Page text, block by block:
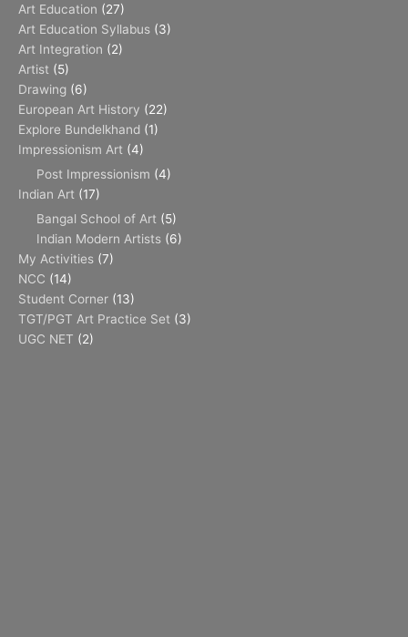
Art Education (27)
Art Education Syllabus (3)
Art Integration (2)
Artist (5)
Drawing (6)
European Art History (22)
Explore Bundelkhand (1)
Impressionism Art (4)
Post Impressionism (4)
Indian Art (17)
Bangal School of Art (5)
Indian Modern Artists (6)
My Activities (7)
NCC (14)
Student Corner (13)
TGT/PGT Art Practice Set (3)
UGC NET (2)